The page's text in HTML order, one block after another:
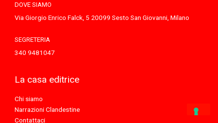
DOVE SIAMO
Via Giorgio Enrico Falck, 5 20099 Sesto San Giovanni, Milano
SEGRETERIA
340 9481047
La casa editrice
Chi siamo
Narrazioni Clandestine
Contattaci